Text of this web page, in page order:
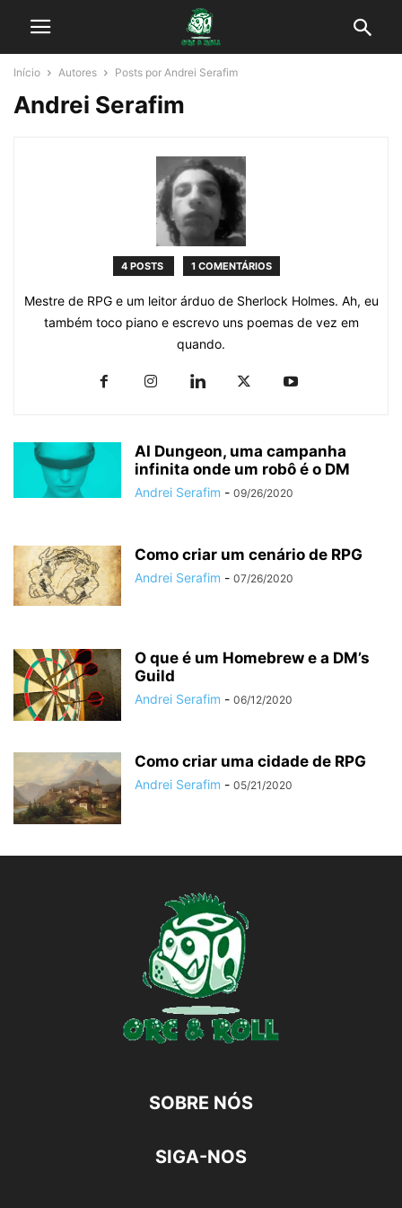
Início Autores Posts por Andrei Serafim
Andrei Serafim
4 POSTS 1 COMENTÁRIOS
Mestre de RPG e um leitor árduo de Sherlock Holmes. Ah, eu
também toco piano e escrevo uns poemas de vez em
quando.
AI Dungeon, uma campanha
infinita onde um robô é o DM
Andrei Serafim - 09/26/2020
Como criar um cenário de RPG
Andrei Serafim - 07/26/2020
O que é um Homebrew e a DM’s
Guild
Andrei Serafim - 06/12/2020
Como criar uma cidade de RPG
Andrei Serafim - 05/21/2020
SOBRE NÓS
SIGA-NOS